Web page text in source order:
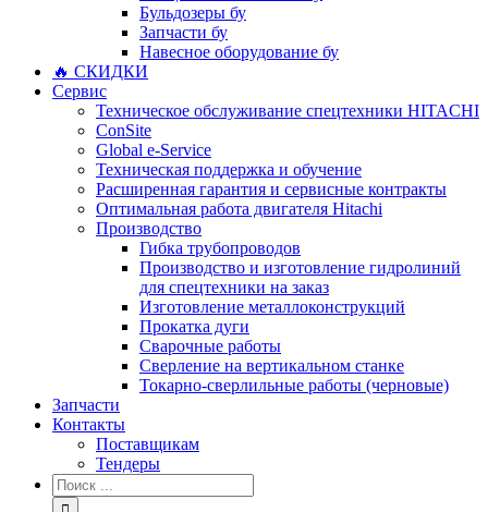
Бульдозеры бу
Запчасти бу
Навесное оборудование бу
🔥 СКИДКИ
Сервис
Техническое обслуживание спецтехники HITACHI
ConSite
Global e-Service
Техническая поддержка и обучение
Расширенная гарантия и сервисные контракты
Оптимальная работа двигателя Hitachi
Производство
Гибка трубопроводов
Производство и изготовление гидролиний
для спецтехники на заказ
Изготовление металлоконструкций
Прокатка дуги
Сварочные работы
Сверление на вертикальном станке
Токарно-сверлильные работы (черновые)
Запчасти
Контакты
Поставщикам
Тендеры
Результат
поиска: